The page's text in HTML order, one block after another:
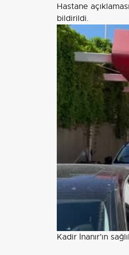
Hastane
bildirildi.
Kadir İnanır’ın